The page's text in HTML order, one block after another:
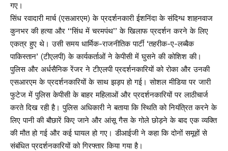
गए।
सिंध रवादारी मार्च (एसआरएम) के प्रदर्शनकारी ईशनिंदा के संदिग्ध शाहनवाज
कुनभर की हत्या और ‘‘सिंध में चरमपंथ’’ के खिलाफ प्रदर्शन करने के लिए
एकत्र हुए थे। उसी समय धार्मिक-राजनीतिक पार्टी ‘तहरीक-ए-लब्बैक
पाकिस्तान’ (टीएलपी) के कार्यकर्ताओं ने केपीसी में घुसने की कोशिश की।
पुलिस और अर्धसैनिक रेंजर ने टीएलपी प्रदर्शनकारियों को रोका और उनकी
एसआरएम के प्रदर्शनकारियों के साथ झड़प हो गई। सोशल मीडिया पर जारी
फुटेज में पुलिस केपीसी के बाहर महिलाओं और प्रदर्शनकारियों पर लाठीचार्ज
करते दिख रही है। पुलिस अधिकारी ने बताया कि स्थिति को नियंत्रित करने के
लिए पानी की बौछारें किए जाने और आंसू गैस के गोले छोड़ने के बाद एक व्यक्ति
की मौत हो गई और कई घायल हो गए। डीआईजी ने कहा कि दोनों समूहों से
संबंधित प्रदर्शनकारियों को गिरफ्तार किया गया है।